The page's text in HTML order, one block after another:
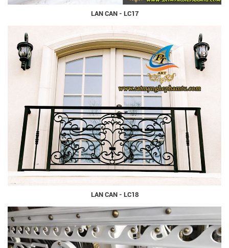
LAN CAN - LC17
LAN CAN - LC18